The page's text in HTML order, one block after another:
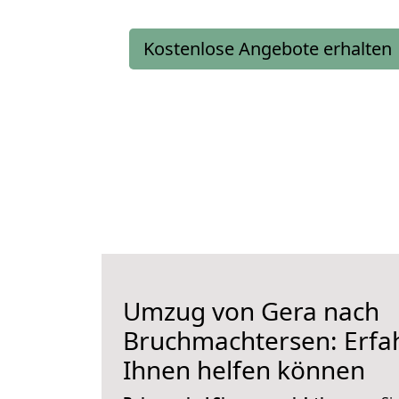
Kostenlose Angebote erhalten
Umzug von Gera nach
Bruchmachtersen:
Ihnen helfen können